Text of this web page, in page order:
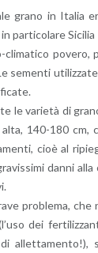
grano in Ita­lia
par­ti­co­la­re
cli­ma­ti­co
se­men­ti
le va­rie­tà di
140-180 cm,
cioè al
danni
pro­ble­ma,
dei
al­let­ta­men­to!),